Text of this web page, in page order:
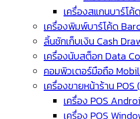
เครื่องสแกนบาร์โค้
เครื่องพิมพ์บาร์โค้ด
ลิ้นชักเก็บเงิน Cash
เครื่องนับสต็อก Data
คอมพิวเตอร์มือถือ
เครื่องขายหน้าร้าน
เครื่อง POS
เครื่อง POS